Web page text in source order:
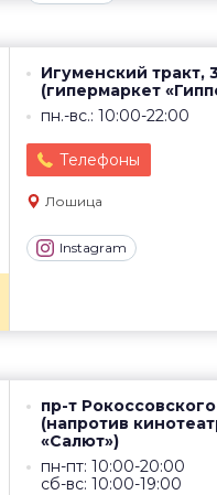
Игуменский тракт,
(гипермаркет
пн.-вс.: 10:00-22:00
Телефоны
Лошица
Instagram
пр-т
(напротив
«Салют»)
пн-пт: 10:00-20:00
сб-вс: 10:00-19:00